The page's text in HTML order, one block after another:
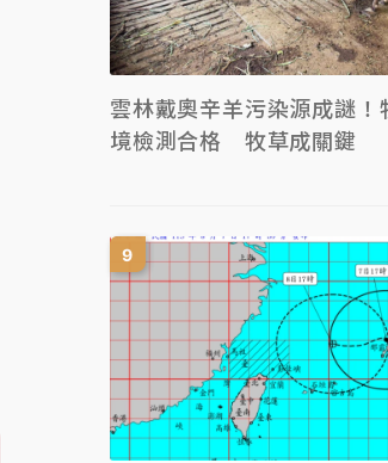
雲林戴奧辛羊污染源成謎！
境檢測合格 牧草成關鍵